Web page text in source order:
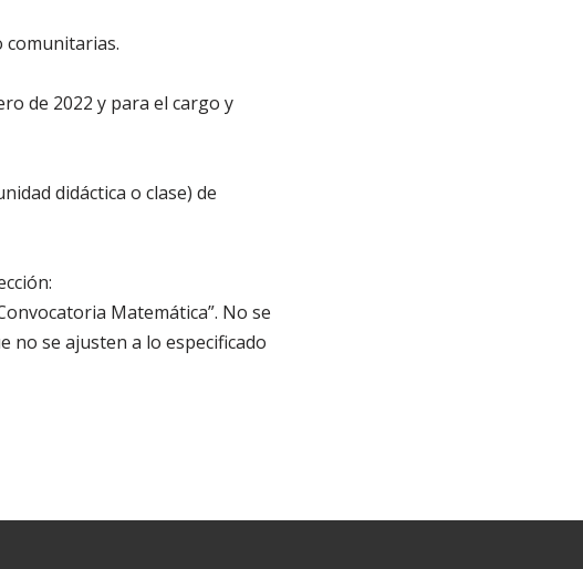
comunitarias.
de 2022 y para el cargo y
didáctica o clase) de
Matemática”. No se
no se ajusten a lo especificado